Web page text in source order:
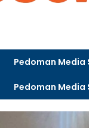
Pedoman Media
Pedoman Media